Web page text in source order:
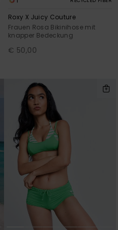
Roxy X Juicy Couture
Frauen Rosa Bikinihose mit
knapper Bedeckung
€ 50,00